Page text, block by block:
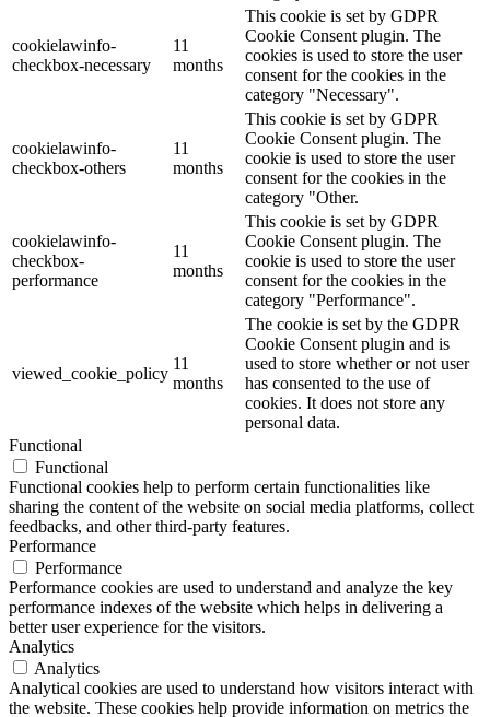
cookielawinfo-
checkbox-necessary
11
months
This cookie is set by GDPR
Cookie Consent plugin. The
cookies is used to store the user
consent for the cookies in the
category "Necessary".
cookielawinfo-
checkbox-others
11
months
This cookie is set by GDPR
Cookie Consent plugin. The
cookie is used to store the user
consent for the cookies in the
category "Other.
cookielawinfo-
checkbox-
performance
11
months
This cookie is set by GDPR
Cookie Consent plugin. The
cookie is used to store the user
consent for the cookies in the
category "Performance".
viewed_cookie_policy
11
months
The cookie is set by the GDPR
Cookie Consent plugin and is
used to store whether or not user
has consented to the use of
cookies. It does not store any
personal data.
Functional
Functional
Functional cookies help to perform certain functionalities like
sharing the content of the website on social media platforms, collect
feedbacks, and other third-party features.
Performance
Performance
Performance cookies are used to understand and analyze the key
performance indexes of the website which helps in delivering a
better user experience for the visitors.
Analytics
Analytics
Analytical cookies are used to understand how visitors interact with
the website. These cookies help provide information on metrics the